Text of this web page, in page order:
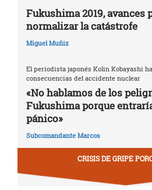
Fukushima 2019, avances
normalizar la catástrofe
Miguel Muñiz
El periodista japonés Kolin Kobayashi
consecuencias del accidente nuclear
«No hablamos de los
Fukushima porque
pánico»
Subcomandante Marcos
CRISIS DE GRIPE